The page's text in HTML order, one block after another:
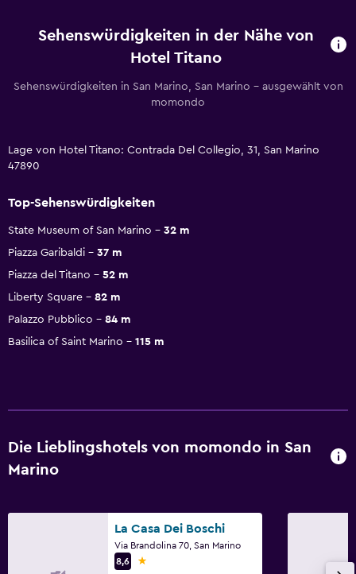
Sehenswürdigkeiten in der Nähe von
Hotel Titano
Sehenswürdigkeiten in San Marino, San Marino – ausgewählt von
momondo
Lage von Hotel Titano: Contrada Del Collegio, 31, San Marino
47890
Top-Sehenswürdigkeiten
State Museum of San Marino
32 m
Piazza Garibaldi
37 m
Piazza del Titano
52 m
Liberty Square
82 m
Palazzo Pubblico
84 m
Basilica of Saint Marino
115 m
Die Lieblingshotels von momondo in San
Marino
La Casa Dei Boschi
Via Brandolina 70, San Marino
8,6
1 Stern